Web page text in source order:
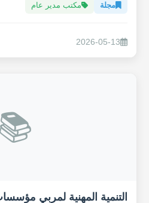
مجلة مكتب مدير عام
2026-05-13
📚
التنمية المهنية لمربي